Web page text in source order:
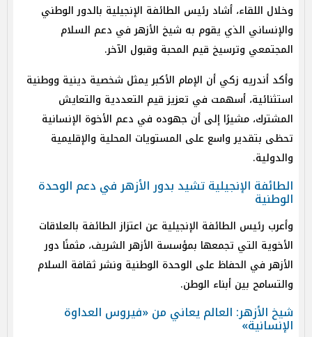
وخلال اللقاء، أشاد رئيس الطائفة الإنجيلية بالدور الوطني
والإنساني الذي يقوم به شيخ الأزهر في دعم السلام
المجتمعي وترسيخ قيم المحبة وقبول الآخر.
وأكد أندريه زكي أن الإمام الأكبر يمثل شخصية دينية ووطنية
استثنائية، أسهمت في تعزيز قيم التعددية والتعايش
المشترك، مشيرًا إلى أن جهوده في دعم الأخوة الإنسانية
تحظى بتقدير واسع على المستويات المحلية والإقليمية
والدولية.
الطائفة الإنجيلية تشيد بدور الأزهر في دعم الوحدة
الوطنية
وأعرب رئيس الطائفة الإنجيلية عن اعتزاز الطائفة بالعلاقات
الأخوية التي تجمعها بمؤسسة الأزهر الشريف، مثمنًا دور
الأزهر في الحفاظ على الوحدة الوطنية ونشر ثقافة السلام
والتسامح بين أبناء الوطن.
شيخ الأزهر: العالم يعاني من «فيروس العداوة
الإنسانية»